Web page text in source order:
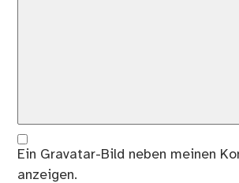
Ein Gravatar-Bild neben meinen
anzeigen.